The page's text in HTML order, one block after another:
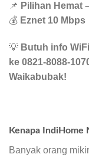
📌 Pilihan Hemat
💰 Eznet 10 Mbps
💡 Butuh info
ke 0821-8088-
Waikabubak!
Kenapa IndiHome
Banyak orang